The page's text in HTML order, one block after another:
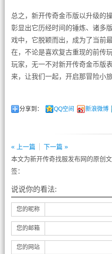
总之，新开传奇金币版以升级的
彰显出它历经时间的锤炼、诸多
戏中，它脱颖而出，成为了当前
在，不论是喜欢复古重现的前传
玩家，无一不对新开传奇金币版
来，让我们一起，开启那冒险小旅
分享到： QQ空间 新浪微博
« 上一篇
下一篇 »
本文为新开传奇找服发布网的原创
签：
说说你的看法:
您的昵称
您的邮箱
您的网站